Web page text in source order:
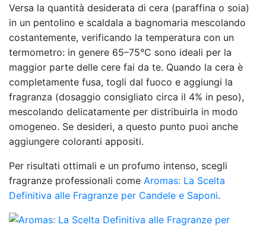
Versa la quantità desiderata di cera (paraffina o soia)
in un pentolino e scaldala a bagnomaria mescolando
costantemente, verificando la temperatura con un
termometro: in genere 65–75°C sono ideali per la
maggior parte delle cere fai da te. Quando la cera è
completamente fusa, togli dal fuoco e aggiungi la
fragranza (dosaggio consigliato circa il 4% in peso),
mescolando delicatamente per distribuirla in modo
omogeneo. Se desideri, a questo punto puoi anche
aggiungere coloranti appositi.
Per risultati ottimali e un profumo intenso, scegli
fragranze professionali come Aromas: La Scelta
Definitiva alle Fragranze per Candele e Saponi.